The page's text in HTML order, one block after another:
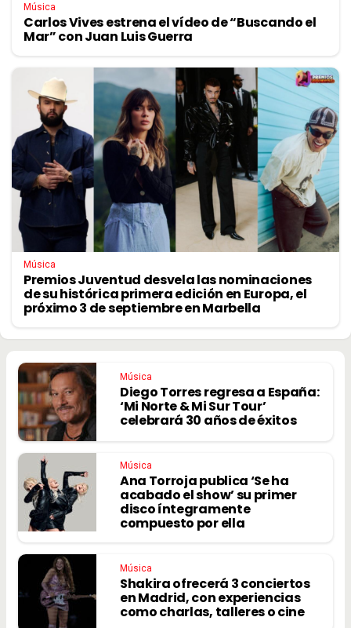
Música
Carlos Vives estrena el vídeo de “Buscando el
Mar” con Juan Luis Guerra
Música
Premios Juventud desvela las nominaciones
de su histórica primera edición en Europa, el
próximo 3 de septiembre en Marbella
Música
Diego Torres regresa a España:
‘Mi Norte & Mi Sur Tour’
celebrará 30 años de éxitos
Música
Ana Torroja publica ‘Se ha
acabado el show’ su primer
disco íntegramente
compuesto por ella
Música
Shakira ofrecerá 3 conciertos
en Madrid, con experiencias
como charlas, talleres o cine